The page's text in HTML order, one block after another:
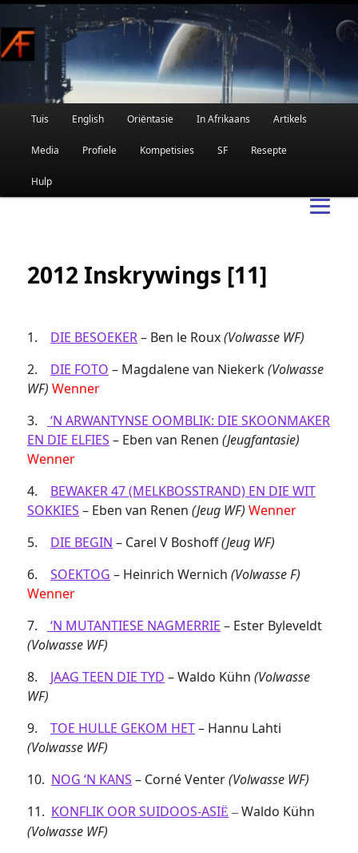
Skip
to
primary
content
Afrikaanse Wetenskapfiksie en Fantasie
Main
Tuis English Oriëntasie In Afrikaans Artikels
Media Profiele Kompetisies SF Resepte
Hulp
2012 Inskrywings [11]
1. DIE BESOEKER– Ben le Roux(Volwasse WF)
2. DIE FOTO – Magdalene van Niekerk(Volwasse
WF) Wenner
3.
‘N ARWANTYNSE OOMBLIK: DIE SKOONMAKER
EN DIE ELFIES – Eben van Renen(Jeugfantasie)
Wenner
4. BEWAKER 47 (MELKBOSSTRAND) EN DIE WIT
SOKKIES – Eben van Renen(Jeug WF) Wenner
5. DIE BEGIN – Carel V Boshoff(Jeug WF)
6.SOEKTOG – Heinrich Wernich(Volwasse F)
Wenner
7.
‘N MUTANTIESE NAGMERRIE – Ester Byleveldt
(Volwasse WF)
8. JAAG TEEN DIE TYD – Waldo Kühn(Volwasse
WF)
9.TOE HULLE GEKOM HET– Hannu Lahti
(Volwasse WF)
10. NOG ‘N KANS – Corné Venter(Volwasse WF)
11. KONFLIK OOR SUIDOOS-ASIË –Waldo Kühn
(Volwasse WF)